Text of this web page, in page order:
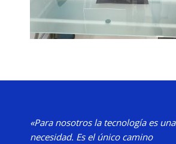
«Para nosotros la tecnología es una
necesidad. Es el único camino